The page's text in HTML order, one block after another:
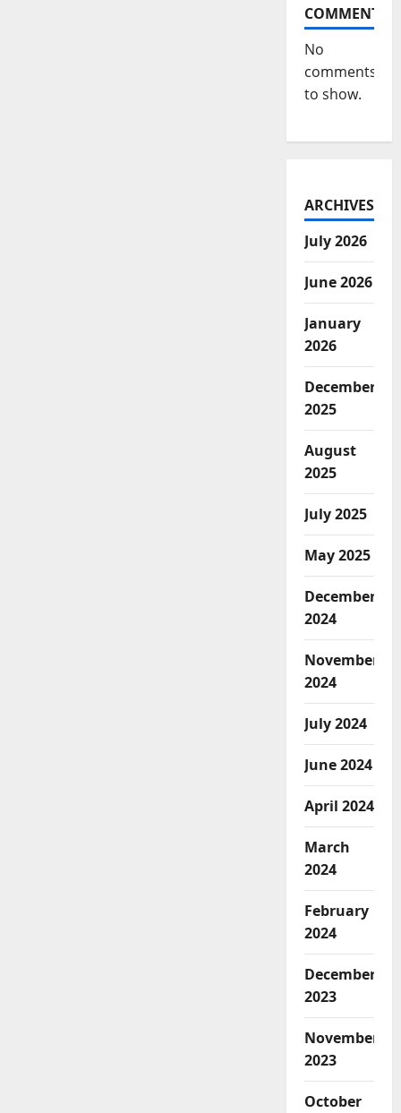
COMMENTS
No
comments
to show.
ARCHIVES
July 2026
June 2026
January
2026
December
2025
August
2025
July 2025
May 2025
December
2024
November
2024
July 2024
June 2024
April 2024
March
2024
February
2024
December
2023
November
2023
October